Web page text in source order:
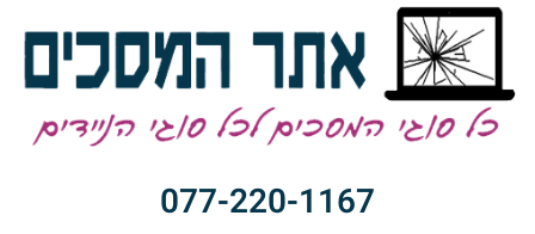
077-220-1167